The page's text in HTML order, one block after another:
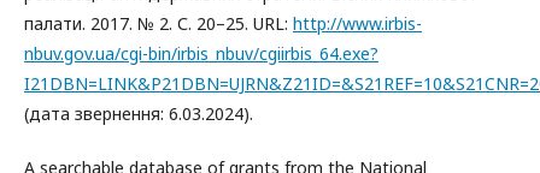
палати. 2017. № 2. С. 20–25. URL: http://www.irbis-
nbuv.gov.ua/cgi-bin/irbis_nbuv/cgiirbis_64.exe?
(дата звернення: 6.03.2024).
A searchable database of grants from the National